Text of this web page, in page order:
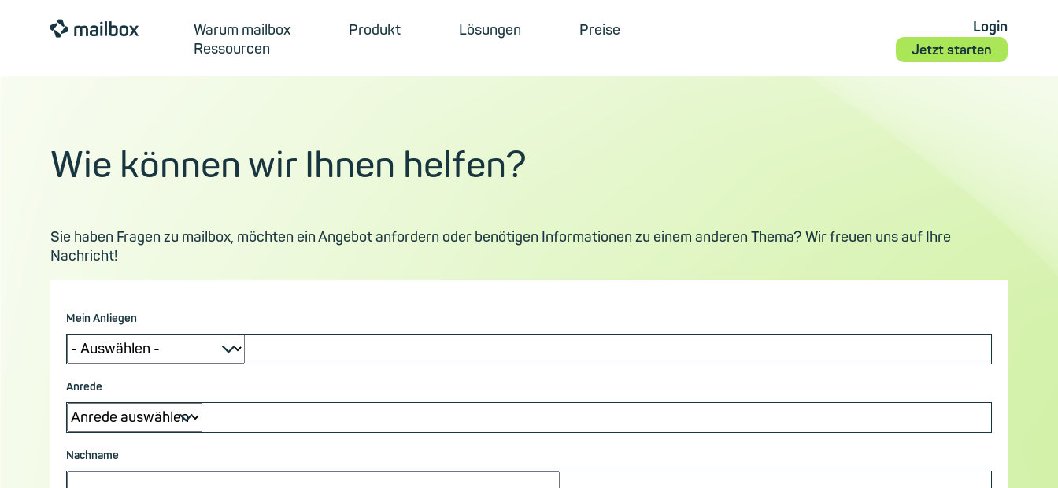
mailbox Warum mailbox Produkt Lösungen
Preise
Ressourcen
Login
Jetzt starten
Wie können wir Ihnen helfen?
Sie haben Fragen zu mailbox, möchten ein Angebot anfordern oder benötigen Informationen zu einem anderen Thema? Wir freuen uns auf Ihre
Nachricht!